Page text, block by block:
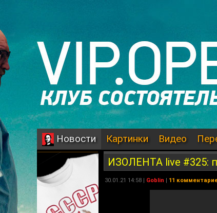
Новости Картинки Видео
ИЗОЛЕНТА live #325:
30.01.21 14:58 | Goblin | 11